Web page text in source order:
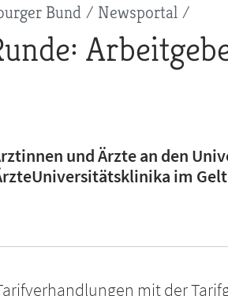
Bund Newsportal
und Ärzte an den
im
mit der